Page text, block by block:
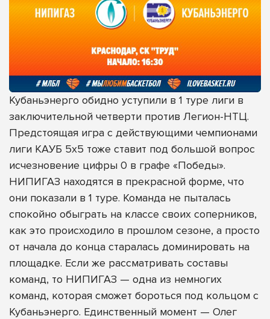
Кубаньэнерго обидно уступили в 1 туре лиги в
заключительной четверти против Легион-НТЦ.
Предстоящая игра с действующими чемпионами
лиги КАУБ 5х5 тоже ставит под большой вопрос
исчезновение цифры 0 в графе «Победы».
НИПИГАЗ находятся в прекрасной форме, что
они показали в 1 туре. Команда не пыталась
спокойно обыграть на классе своих соперников,
как это происходило в прошлом сезоне, а просто
от начала до конца старалась доминировать на
площадке. Если же рассматривать составы
команд, то НИПИГАЗ — одна из немногих
команд, которая сможет бороться под кольцом с
Кубаньэнерго. Единственный момент — Олег